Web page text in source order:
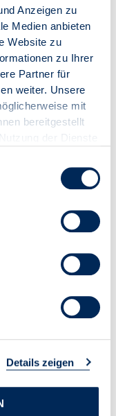
Anzeigen zu
Medien anbieten
Website zu
zu Ihrer
Partner für
weiter. Unsere
mit
bereitgestellt
Details zeigen
zzgl. 19,00 % USt.)
zzgl. 19,00 % USt.)
zzgl. 19,00 % USt.)